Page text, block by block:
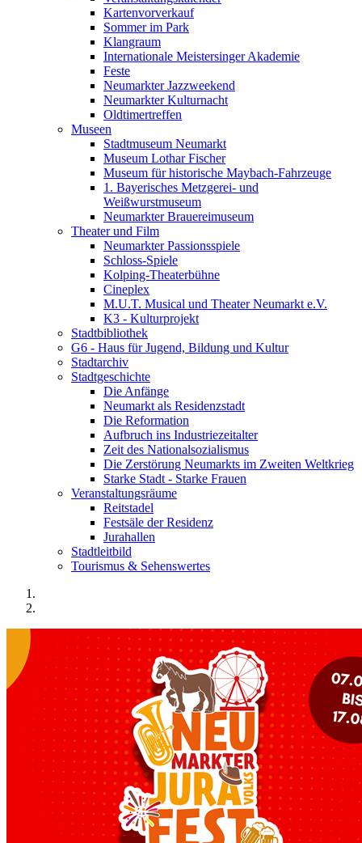
Kartenvorverkauf
Sommer im Park
Klangraum
Internationale Meistersinger Akademie
Feste
Neumarkter Jazzweekend
Neumarkter Kulturnacht
Oldtimertreffen
Museen
Stadtmuseum Neumarkt
Museum Lothar Fischer
Museum für historische Maybach-Fahrzeuge
1. Bayerisches Metzgerei- und
Weißwurstmuseum
Neumarkter Brauereimuseum
Theater und Film
Neumarkter Passionsspiele
Schloss-Spiele
Kolping-Theaterbühne
Cineplex
M.U.T. Musical und Theater Neumarkt e.V.
K3 - Kulturprojekt
Stadtbibliothek
G6 - Haus für Jugend, Bildung und Kultur
Stadtarchiv
Stadtgeschichte
Die Anfänge
Neumarkt als Residenzstadt
Die Reformation
Aufbruch ins Industriezeitalter
Zeit des Nationalsozialismus
Die Zerstörung Neumarkts im Zweiten Weltkrieg
Starke Stadt - Starke Frauen
Veranstaltungsräume
Reitstadel
Festsäle der Residenz
Jurahallen
Stadtleitbild
Tourismus & Sehenswertes